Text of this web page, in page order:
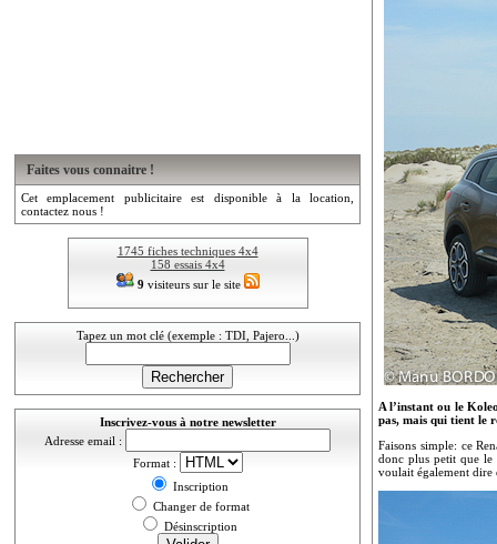
Faites vous connaitre !
Cet emplacement publicitaire est disponible à la location,
contactez nous !
1745 fiches techniques 4x4
158 essais 4x4
9visiteurs sur le site
Tapez un mot clé (exemple : TDI, Pajero...)
Inscrivez-vous à notre newsletter
Adresse email :
Format :
Inscription
Changer de format
Désinscription
A l’instant ou le
pas, mais qui tient le
Faisons simple: ce
donc plus petit que le
voulait également dire